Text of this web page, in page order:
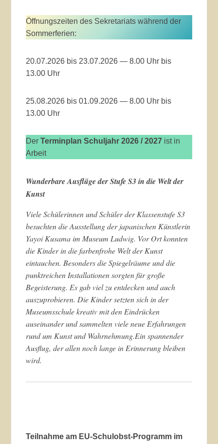
Öffnungszeiten des Sekretariats während der
Sommerferien:
20.07.2026 bis 23.07.2026 — 8.00 Uhr bis
13.00 Uhr
25.08.2026 bis 01.09.2026 — 8.00 Uhr bis
13.00 Uhr
DerTerminplan Schuljahr 2026 / 2027 ist in
Arbeit
Wunderbare Ausflüge der Stufe S3 in die Welt der
Kunst
Viele Schülerinnen und Schüler der Klassenstufe S3
besuchten die Ausstellung der japanischen Künstlerin
Yayoi Kusama im Museum Ludwig. Vor Ort konnten
die Kinder in die farbenfrohe Welt der Kunst
eintauchen. Besonders die Spiegelräume und die
punktreichen Installationen sorgten für große
Begeisterung. Es gab viel zu entdecken und auch
auszuprobieren. Die Kinder setzten sich in der
Museumsschule kreativ mit den Eindrücken
auseinander und sammelten viele neue Erfahrungen
rund um Kunst und Wahrnehmung.Ein spannender
Ausflug, der allen noch lange in Erinnerung bleiben
wird.
Teilnahme am EU-Schulobst-Programm im